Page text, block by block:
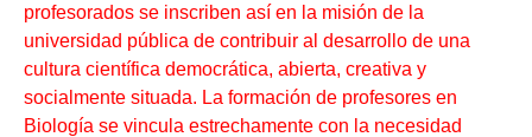
profesorados se inscriben así en la misión de la
universidad pública de contribuir al desarrollo de una
cultura científica democrática, abierta, creativa y
socialmente situada. La formación de profesores en
Biología se vincula estrechamente con la necesidad